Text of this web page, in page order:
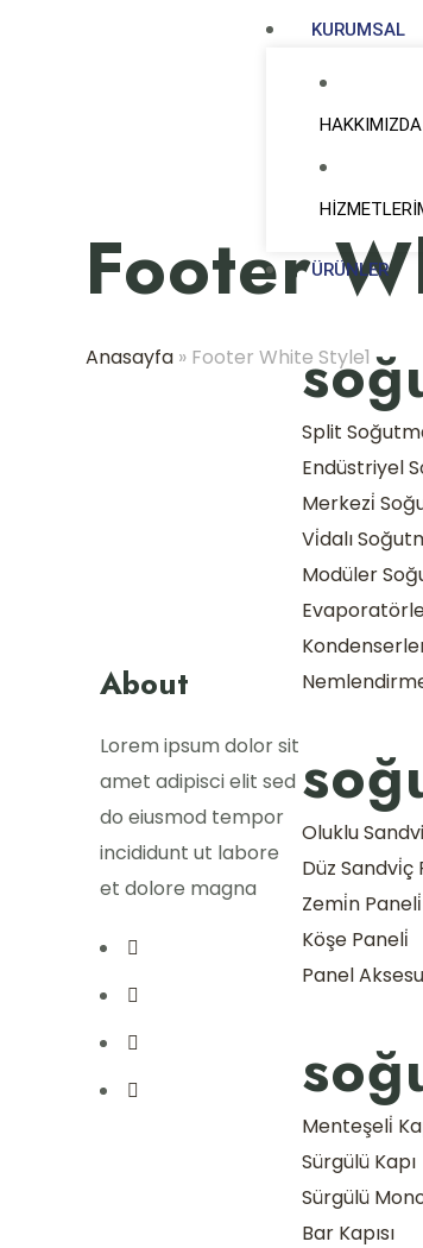
KURUMSAL
HAKKIMIZDA
ÜRÜNLER
Split
Endüstriyel
Merkezi̇
Vi̇dalı
Modüler
Oluklu
Düz Sandvi̇ç
Zemi̇n Paneli̇
Köşe Paneli̇
Panel
Menteşeli̇
Sürgülü Kapı
Sürgülü
Bar Kapısı
Footer
Anasayfa » Footer White Style1
About
Lorem ipsum dolor sit
amet adipisci elit sed
do eiusmod tempor
incididunt ut labore
et dolore magna